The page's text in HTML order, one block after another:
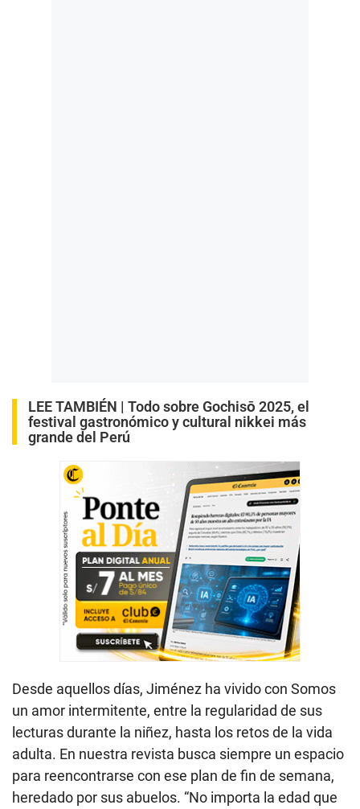
LEE TAMBIÉN | Todo sobre Gochisō 2025, el
festival gastronómico y cultural nikkei más
grande del Perú
Desde aquellos días, Jiménez ha vivido con Somos
un amor intermitente, entre la regularidad de sus
lecturas durante la niñez, hasta los retos de la vida
adulta. En nuestra revista busca siempre un espacio
para reencontrarse con ese plan de fin de semana,
heredado por sus abuelos. “No importa la edad que